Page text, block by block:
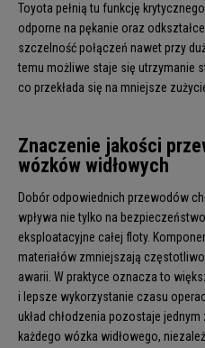
Toyota pełnią tu funkcję
odporne na pękanie oraz
szczelność połączeń nawet przy
temu możliwe staje się utrzymanie
co przekłada się na mniejsze
Znaczenie jakości
wózków widłowych
Dobór odpowiednich przewodów
wpływa nie tylko na
eksploatacyjne całej floty.
materiałów zmniejszają
awarii. W praktyce oznacza to
i lepsze wykorzystanie czasu
układ chłodzenia pozostaje
każdego wózka widłowego,